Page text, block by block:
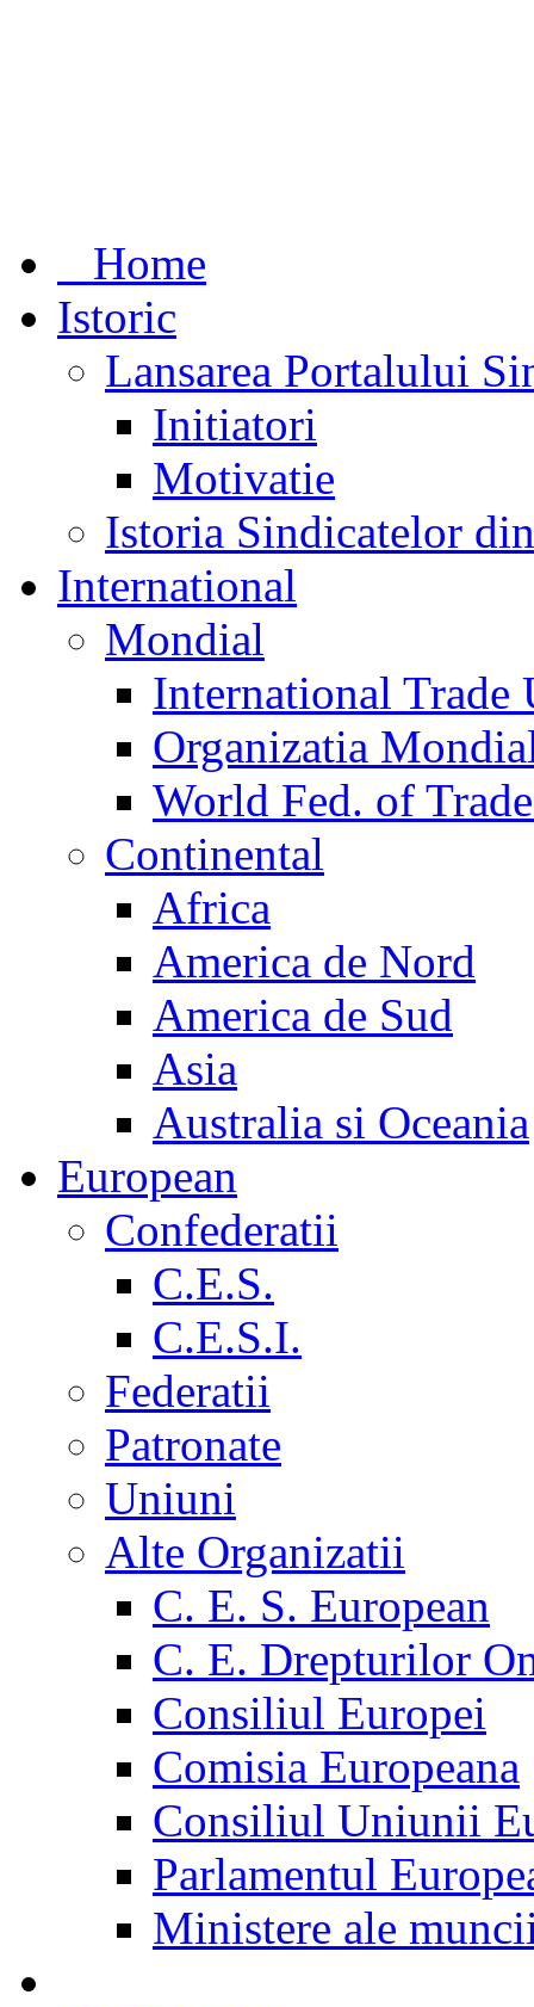
Home
Istoric
Lansarea Portalului
Initiatori
Motivatie
Istoria Sindicatelor
International
Mondial
International Trade
Organizatia
World Fed. of
Continental
Africa
America de Nord
America de Sud
Asia
Australia si Oceania
European
Confederatii
C.E.S.
C.E.S.I.
Federatii
Patronate
Uniuni
Alte Organizatii
C. E. S. European
C. E. Drepturilor
Consiliul Europei
Comisia Europeana
Consiliul Uniunii
Parlamentul
Ministere ale